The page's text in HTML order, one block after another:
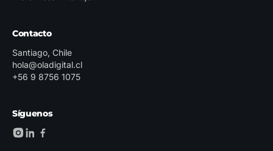
Contacto
Santiago, Chile
hola@oladigital.cl
+56 9 8756 1075
Síguenos